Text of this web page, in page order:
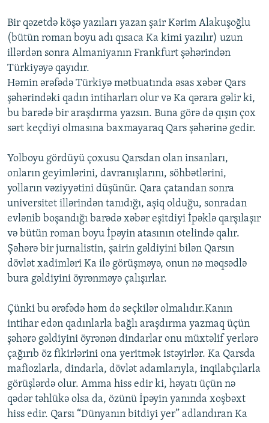
Bir qəzetdə köşə yazıları yazan şair Kərim Alakuşoğlu
(bütün roman boyu adı qısaca Ka kimi yazılır) uzun
illərdən sonra Almaniyanın Frankfurt şəhərindən
Türkiyəyə qayıdır.
Həmin ərəfədə Türkiyə mətbuatında əsas xəbər Qars
şəhərindəki qadın intiharları olur və Ka qərara gəlir ki,
bu barədə bir araşdırma yazsın. Buna görə də qışın çox
sərt keçdiyi olmasına baxmayaraq Qars şəhərinə gedir.
Yolboyu gördüyü çoxusu Qarsdan olan insanları,
onların geyimlərini, davranışlarını, söhbətlərini,
yolların vəziyyətini düşünür. Qara çatandan sonra
universitet illərindən tanıdığı, aşiq olduğu, sonradan
evlənib boşandığı barədə xəbər eşitdiyi İpəklə qarşılaşır
və bütün roman boyu İpəyin atasının otelində qalır.
Şəhərə bir jurnalistin, şairin gəldiyini bilən Qarsın
dövlət xadimləri Ka ilə görüşməyə, onun nə məqsədlə
bura gəldiyini öyrənməyə çalışırlar.
Çünki bu ərəfədə həm də seçkilər olmalıdır.Kanın
intihar edən qadınlarla bağlı araşdırma yazmaq üçün
şəhərə gəldiyini öyrənən dindarlar onu müxtəlif yerlərə
çağırıb öz fikirlərini ona yeritmək istəyirlər. Ka Qarsda
mafiozlarla, dindarla, dövlət adamlarıyla, inqilabçılarla
görüşlərdə olur. Amma hiss edir ki, həyatı üçün nə
qədər təhlükə olsa da, özünü İpəyin yanında xoşbəxt
hiss edir. Qarsı “Dünyanın bitdiyi yer” adlandıran Ka